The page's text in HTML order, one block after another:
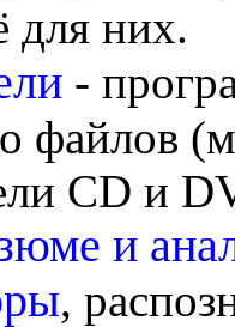
для них.
-
файлов
CD и
и
,